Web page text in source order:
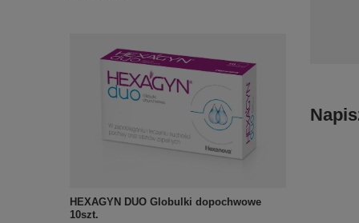
HEXAGYN DUO Globulki dopochwowe
10szt.